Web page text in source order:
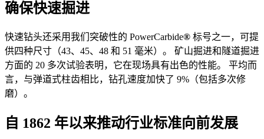
确保快速掘进
快速钻头还采用我们突破性的 PowerCarbide® 标号之一，可提
供四种尺寸（43、45、48 和 51 毫米）。 矿山掘进和隧道掘进
方面的 20 多次试验表明，它在现场具有出色的性能。 平均而
言，与弹道式柱齿相比，钻孔速度加快了 9%（包括多次修
磨）。
自 1862 年以来推动行业标准向前发展